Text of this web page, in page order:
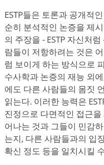
ESTP들은 토론과 공개적
순히 분석적인 논증을 제
의 주장을 - ESTP 자신처
람들이 저항하려는 것은
럼 보이게 하는 방식으로
수사학과 논증의 재능 외
에도 다른 사람들의 몸짓
읽는다. 이러한 능력은
진정으로 다면적인 접근
어나는 것과 그들이 민감
는지, 다른 사람들과의 입
확신 정도 등을 일치시킬